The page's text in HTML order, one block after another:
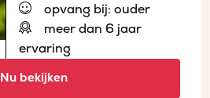
opvang bij: ouder
meer dan 6 jaar
ervaring
Nu bekijken